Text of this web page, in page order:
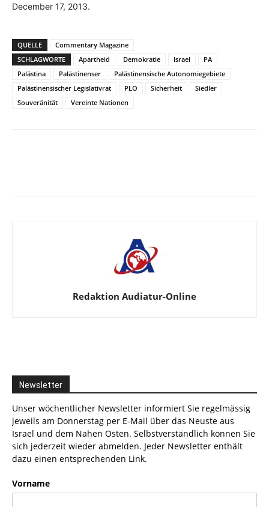
December 17, 2013.
QUELLE
Commentary Magazine
SCHLAGWORTE
Apartheid Demokratie Israel
PA
Palästina
Palästinenser
Palästinensische Autonomiegebiete
Palästinensischer Legislativrat
PLO Sicherheit
Siedler
Souveränität
Vereinte Nationen
Redaktion Audiatur-Online
Newsletter
Unser wöchentlicher Newsletter informiert Sie regelmässig
jeweils am Donnerstag per E-Mail über das Neuste aus
Israel und dem Nahen Osten. Selbstverständlich können Sie
sich jederzeit wieder abmelden. Jeder Newsletter enthält
dazu einen entsprechenden Link.
Vorname